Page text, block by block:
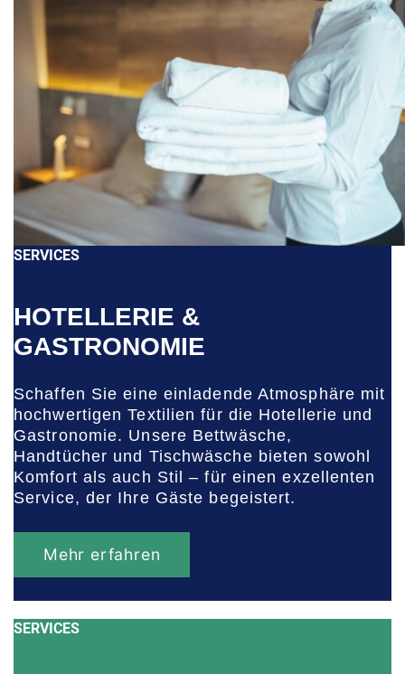
SERVICES
HOTELLERIE &
GASTRONOMIE
Schaffen Sie eine einladende Atmosphäre mit
hochwertigen Textilien für die Hotellerie und
Gastronomie. Unsere Bettwäsche,
Handtücher und Tischwäsche bieten sowohl
Komfort als auch Stil – für einen exzellenten
Service, der Ihre Gäste begeistert.
Mehr erfahren
SERVICES